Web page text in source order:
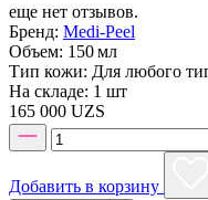
еще нет отзывов.
Бренд: Medi-Peel
Объем: 150 мл
Тип кожи: Для любого
На складе: 1 шт
165 000 UZS
Добавить в корзину